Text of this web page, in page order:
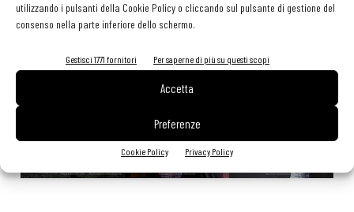
utilizzando i pulsanti della Cookie Policy o cliccando sul pulsante di gestione del
consenso nella parte inferiore dello schermo.
Gestisci 1771 fornitori Per saperne di più su questi scopi
Accetta
Preferenze
Cookie Policy Privacy Policy
EDICOLA WEB